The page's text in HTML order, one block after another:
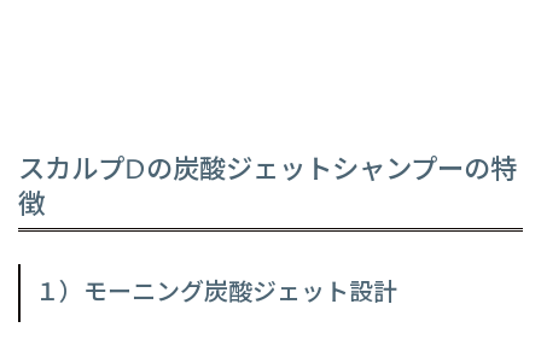
スカルプDの炭酸ジェットシャンプーの特
徴
１）モーニング炭酸ジェット設計